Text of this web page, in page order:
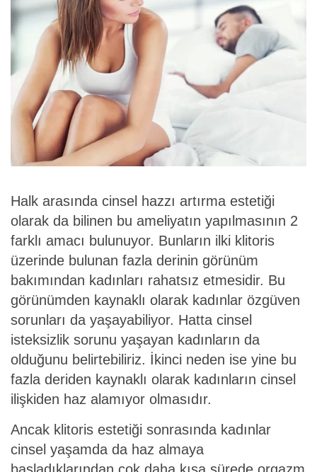
Halk arasında cinsel hazzı artırma estetiği
olarak da bilinen bu ameliyatın yapılmasının 2
farklı amacı bulunuyor. Bunların ilki klitoris
üzerinde bulunan fazla derinin görünüm
bakımından kadınları rahatsız etmesidir. Bu
görünümden kaynaklı olarak kadınlar özgüven
sorunları da yaşayabiliyor. Hatta cinsel
isteksizlik sorunu yaşayan kadınların da
olduğunu belirtebiliriz. İkinci neden ise yine bu
fazla deriden kaynaklı olarak kadınların cinsel
ilişkiden haz alamıyor olmasıdır.
Ancak klitoris estetiği sonrasında kadınlar
cinsel yaşamda da haz almaya